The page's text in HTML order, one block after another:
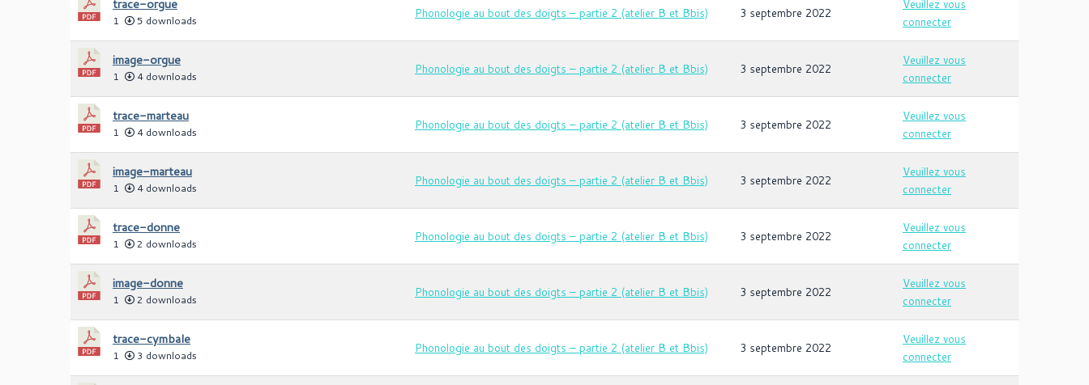
trace-orgue
1 5 downloads
Phonologie au bout des doigts – partie 2 (atelier B et Bbis) 3 septembre 2022
Veuillez vous
connecter
image-orgue
1 4 downloads
Phonologie au bout des doigts – partie 2 (atelier B et Bbis) 3 septembre 2022
Veuillez vous
connecter
trace-marteau
1 4 downloads
Phonologie au bout des doigts – partie 2 (atelier B et Bbis) 3 septembre 2022
Veuillez vous
connecter
image-marteau
1 4 downloads
Phonologie au bout des doigts – partie 2 (atelier B et Bbis) 3 septembre 2022
Veuillez vous
connecter
trace-donne
1 2 downloads
Phonologie au bout des doigts – partie 2 (atelier B et Bbis) 3 septembre 2022
Veuillez vous
connecter
image-donne
1 2 downloads
Phonologie au bout des doigts – partie 2 (atelier B et Bbis) 3 septembre 2022
Veuillez vous
connecter
trace-cymbale
1 3 downloads
Phonologie au bout des doigts – partie 2 (atelier B et Bbis) 3 septembre 2022
Veuillez vous
connecter